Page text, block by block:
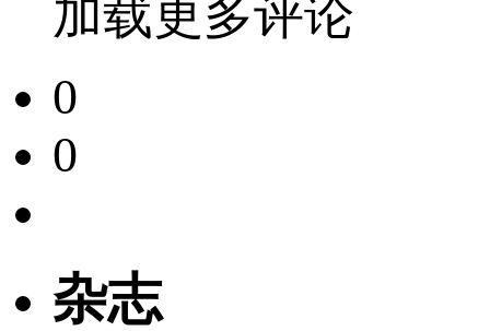
加载更多评论
0
0
杂志